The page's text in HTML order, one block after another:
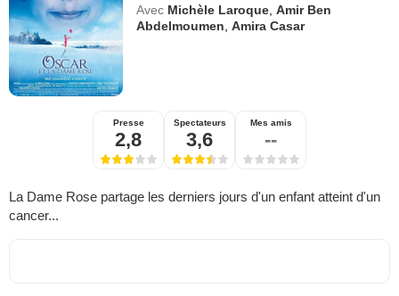
Avec Michèle Laroque,Amir Ben
Abdelmoumen,Amira Casar
Presse
2,8
Spectateurs
3,6
Mes amis
--
La Dame Rose partage les derniers jours d'un enfant atteint d'un
cancer...